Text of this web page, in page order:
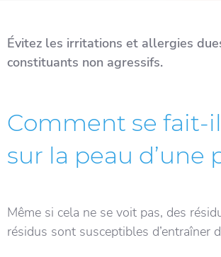
Évitez les irritations et allergies
constituants non agressifs.
Comment se fait-
sur la peau d’une
Même si cela ne se voit pas, des
résidus sont susceptibles d’entraîner